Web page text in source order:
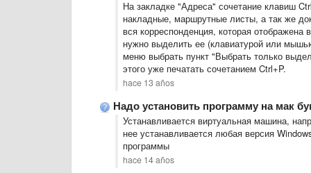
На закладке "Адреса" сочетание клавиш
накладные, маршрутные листы, а так же
вся корреспонденция, которая
нужно выделить ее (клавиатурой или
меню выбрать пункт "Выбрать только
этого уже печатать сочетанием Ctrl+P.
hace 13 años
Надо установить программу на мак
Устанавливается виртуальная машина,
нее устанавливается любая версия
программы
hace 14 años